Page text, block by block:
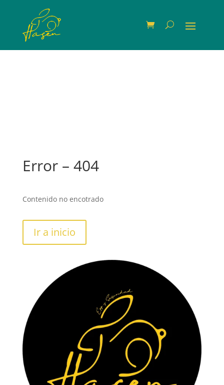
Error – 404
Contenido no encotrado
Ir a inicio